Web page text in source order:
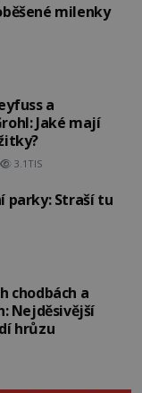
milenky
a
Jaké mají
3.1TIS
parky: Straší tu
chodbách a
Nejděsivější
hrůzu